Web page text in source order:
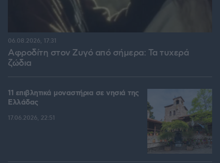
Αφροδίτη στον Ζυγό από σήμερα: Τα τυχερά
ζώδια
06.08.2026, 17:31
11 επιβλητικά μοναστήρια σε νησιά της
Ελλάδας
17.06.2026, 22:51